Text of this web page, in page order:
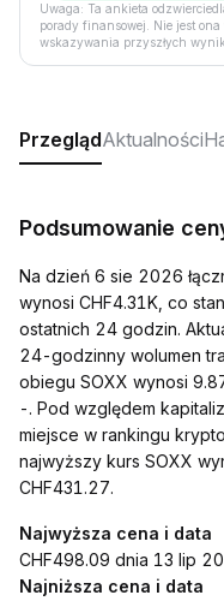
Uwaga: Ta ankieta
porady finansowej. Nie jest
wskazywania przyszłych
PrzeglądAktualności
Podsumowanie
Na dzień 6 sie 2026
wynosi CHF4.31K, co
ostatnich 24 godzin.
24-godzinny wolumen
obiegu SOXX wynosi
-. Pod względem
miejsce w rankingu
najwyższy kurs SOXX
CHF431.27.
Najwyższa cena i data
CHF498.09 dnia 13 lip
Najniższa cena i data